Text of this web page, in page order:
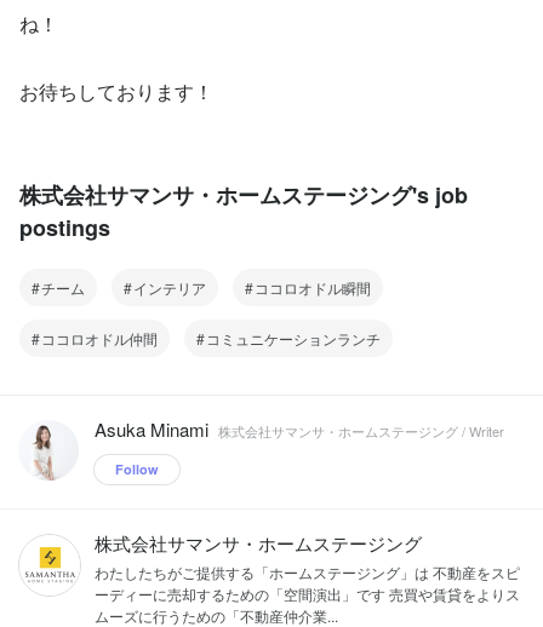
ね！
お待ちしております！
株式会社サマンサ・ホームステージング's job
postings
チーム インテリア ココロオドル瞬間
ココロオドル仲間 コミュニケーションランチ
Asuka Minami 株式会社サマンサ・ホームステージング / Writer
Follow
株式会社サマンサ・ホームステージング
わたしたちがご提供する「ホームステージング」は 不動産をスピ
ーディーに売却するための「空間演出」です 売買や賃貸をよりス
ムーズに行うための「不動産仲介業...